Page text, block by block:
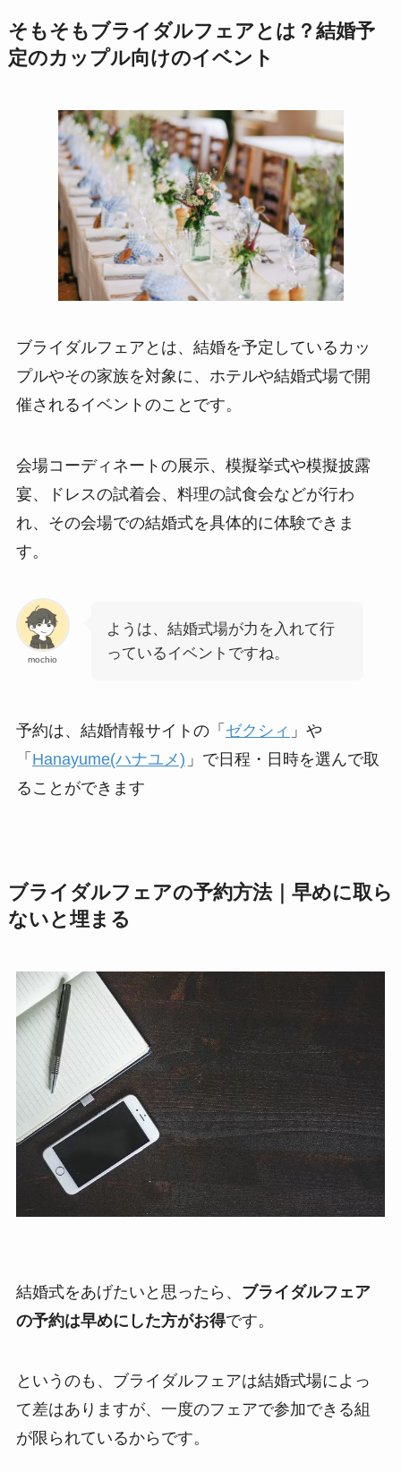
そもそもブライダルフェアとは？結婚予
定のカップル向けのイベント
ブライダルフェアとは、結婚を予定しているカッ
プルやその家族を対象に、ホテルや結婚式場で開
催されるイベントのことです。
会場コーディネートの展示、模擬挙式や模擬披露
宴、ドレスの試着会、料理の試食会などが行わ
れ、その会場での結婚式を具体的に体験できま
す。
mochio
ようは、結婚式場が力を入れて行
っているイベントですね。
予約は、結婚情報サイトの「 ゼクシィ 」や
「 Hanayume(ハナユメ) 」で日程・日時を選んで取
ることができます
ブライダルフェアの予約方法｜早めに取ら
ないと埋まる
結婚式をあげたいと思ったら、 ブライダルフェア
の予約は早めにした方がお得です。
というのも、ブライダルフェアは結婚式場によっ
て差はありますが、一度のフェアで参加できる組
が限られているからです。